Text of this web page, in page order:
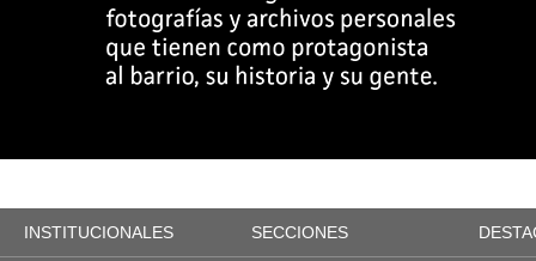
INSTITUCIONALES SECCIONES